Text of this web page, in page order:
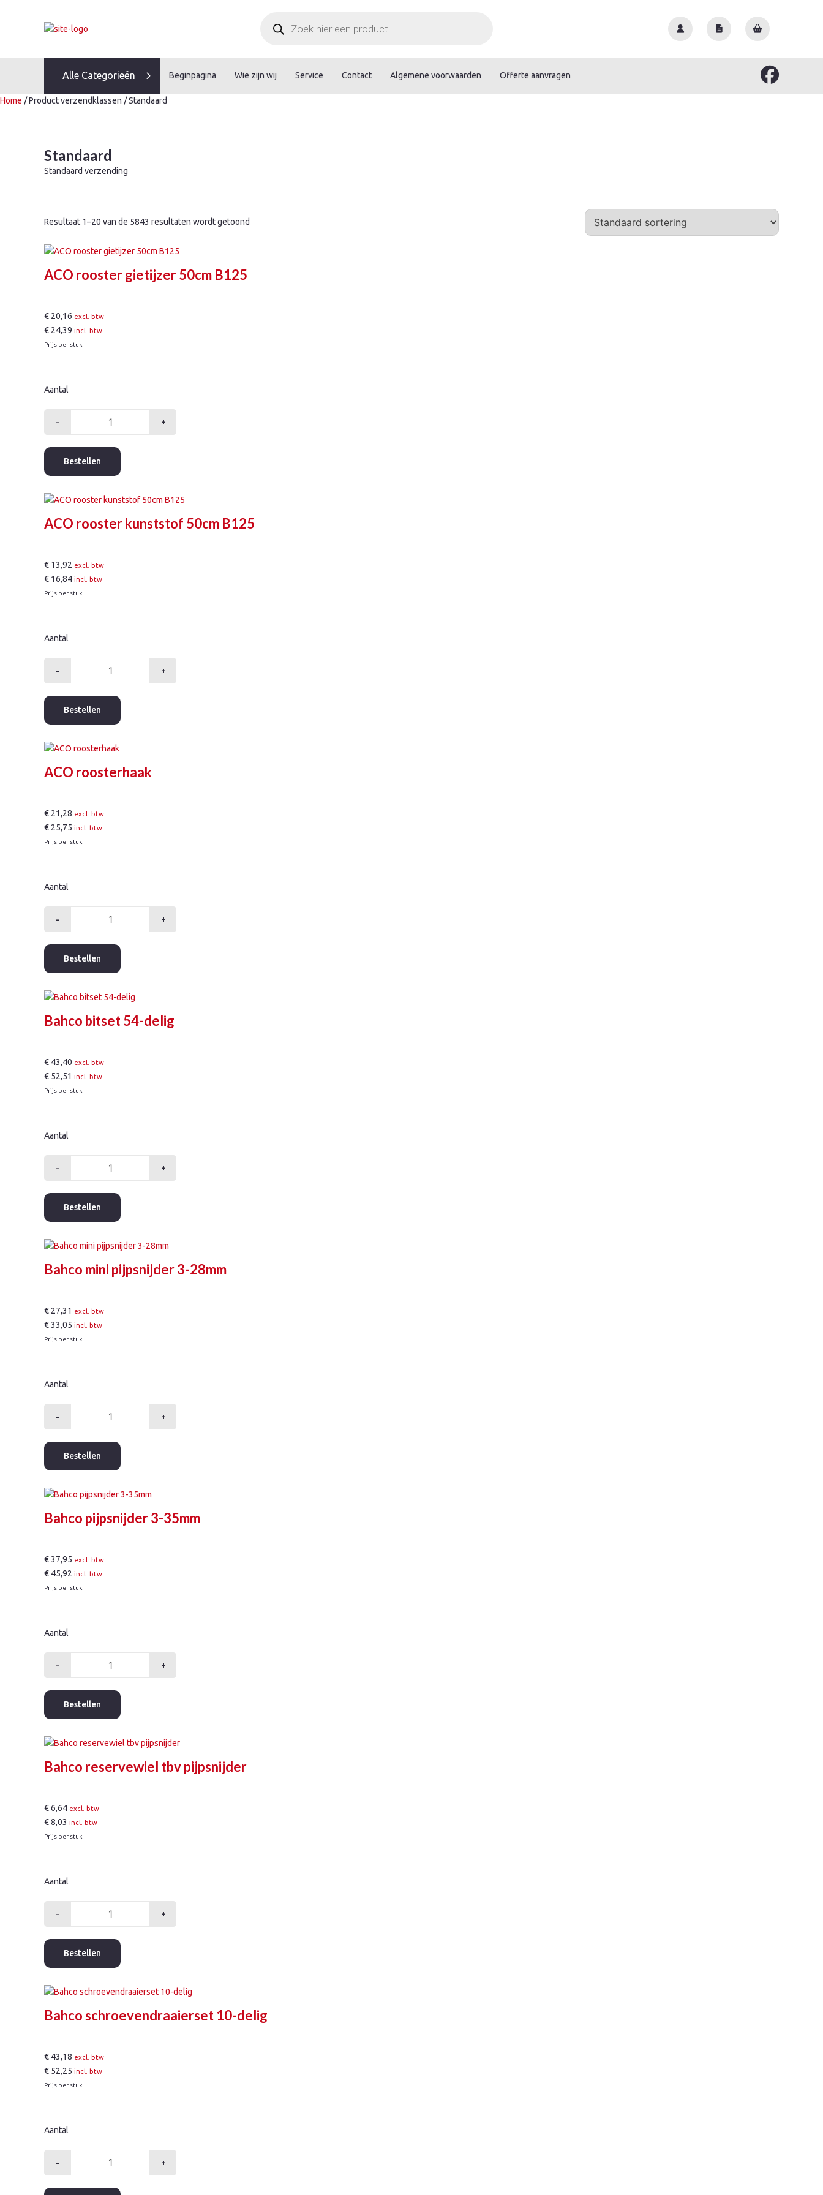
zoeken
Alle Categorieën Beginpagina Wie zijn wij Service Contact Algemene voorwaarden Offerte aanvragen
Home / Product verzendklassen / Standaard
Standaard
Standaard verzending
Resultaat 1–20 van de 5843 resultaten wordt getoond
ACO rooster gietijzer 50cm B125
€ 20,16 excl. btw
€ 24,39 incl. btw
Prijs per stuk
Aantal
-
gietijzer
50cm
aantal
+
Bestellen
ACO rooster kunststof 50cm B125
€ 13,92 excl. btw
€ 16,84 incl. btw
Prijs per stuk
Aantal
-
kunststof
50cm
aantal
+
Bestellen
ACO roosterhaak
€ 21,28 excl. btw
€ 25,75 incl. btw
Prijs per stuk
Aantal
-
aantal
+
Bestellen
Bahco bitset 54-delig
€ 43,40 excl. btw
€ 52,51 incl. btw
Prijs per stuk
Aantal
-
54-
delig
+
Bestellen
Bahco mini pijpsnijder 3-28mm
€ 27,31 excl. btw
€33,05 incl. btw
Prijs per stuk
Aantal
-
pijpsnijder
3-
aantal
+
Bestellen
Bahco pijpsnijder 3-35mm
€37,95 excl. btw
€ 45,92 incl. btw
Prijs per stuk
Aantal
-
3-
35mm
+
Bestellen
Bahco reservewiel tbv pijpsnijder
€6,64 excl. btw
€8,03 incl. btw
Prijs per stuk
Aantal
-
tbv
pijpsnijder
+
Bestellen
Bahco schroevendraaierset 10-delig
€ 43,18 excl. btw
€ 52,25 incl. btw
Prijs per stuk
Aantal
- +